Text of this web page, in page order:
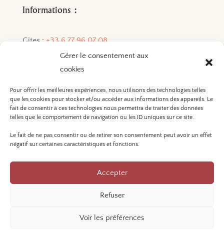
Gérer le consentement aux
cookies
Pour offrir les meilleures expériences, nous utilisons des technologies telles
que les cookies pour stocker et/ou accéder aux informations des appareils. Le
fait de consentir à ces technologies nous permettra de traiter des données
telles que le comportement de navigation ou les ID uniques sur ce site.
Le fait de ne pas consentir ou de retirer son consentement peut avoir un effet
négatif sur certaines caractéristiques et fonctions.
Accepter
Refuser
Voir les préférences
Informations :
Gîtes : +33 6 77 96 07 08
L'ABUS D'ALCOOL EST
DANGEREUX POUR LA SANTÉ. A
CONSOMMER AVEC
MODÉRATION.
Mentions légales et politique de confidentialité
Réalisation Atelier Robin Martinez ©2025